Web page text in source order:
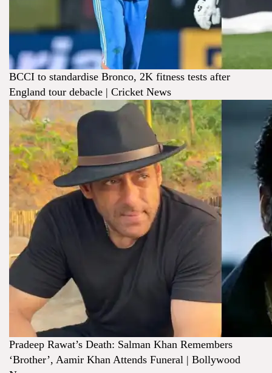
BCCI to standardise Bronco, 2K fitness tests after
England tour debacle | Cricket News
Pradeep Rawat’s Death: Salman Khan Remembers
‘Brother’, Aamir Khan Attends Funeral | Bollywood